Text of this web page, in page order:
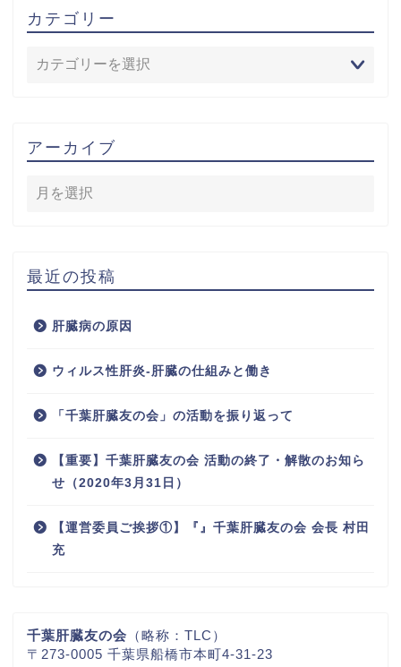
カテゴリー
アーカイブ
最近の投稿
肝臓病の原因
ウィルス性肝炎-肝臓の仕組みと働き
「千葉肝臓友の会」の活動を振り返って
【重要】千葉肝臓友の会 活動の終了・解散のお知ら
せ（2020年3月31日）
【運営委員ご挨拶①】『』千葉肝臓友の会 会長 村田
充
千葉肝臓友の会 （略称：TLC）
〒273-0005 千葉県船橋市本町4-31-23